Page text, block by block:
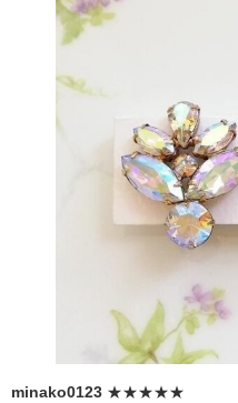
minako0123 ★★★★★